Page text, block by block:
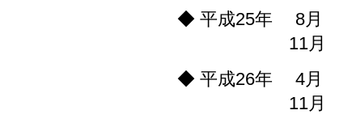
◆ 平成25年 8月
11月
◆ 平成26年 4月
11月